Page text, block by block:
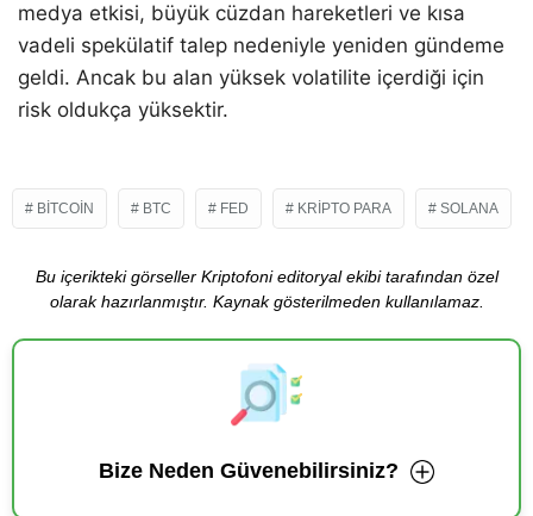
medya etkisi, büyük cüzdan hareketleri ve kısa
vadeli spekülatif talep nedeniyle yeniden gündeme
geldi. Ancak bu alan yüksek volatilite içerdiği için
risk oldukça yüksektir.
BITCOIN BTC FED KRIPTO PARA SOLANA
Bu içerikteki görseller Kriptofoni editoryal ekibi tarafından özel
olarak hazırlanmıştır. Kaynak gösterilmeden kullanılamaz.
Bize Neden Güvenebilirsiniz?